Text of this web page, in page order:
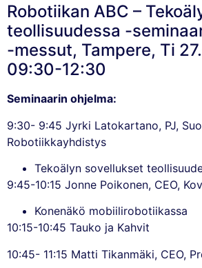
Robotiikan ABC –
teollisuudessa -
-messut, Tampere, Ti
09:30-12:30
Seminaarin ohjelma:
9:30- 9:45 Jyrki Latokartano, PJ,
Robotiikkayhdistys
Tekoälyn sovellukset
9:45-10:15 Jonne Poikonen, CEO,
Konenäkö mobiilirobotiikassa
10:15-10:45 Tauko ja Kahvit
10:45- 11:15 Matti Tikanmäki, CEO,